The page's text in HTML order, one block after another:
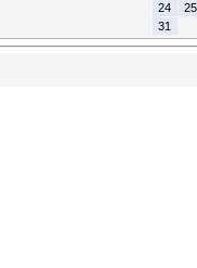
24
25
31